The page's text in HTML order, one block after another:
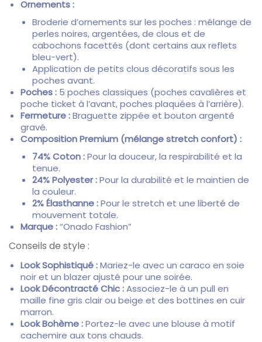
Ornements :
Broderie d’ornements sur les poches : mélange de
perles noires,argentées,de clous et de
cabochons facettés (dont certains aux reflets
bleu-vert).
Application de petits clous décoratifs sous les
poches avant.
Poches : 5 poches classiques (poches cavalières et
poche ticket à l’avant,poches plaquées à l’arrière).
Fermeture :Braguette zippée et bouton argenté
gravé.
Composition Premium (mélange stretch confort) :
74% Coton :Pour la douceur,la respirabilité et la
tenue.
24% Polyester :Pour la durabilité et le maintien de
la couleur.
2% Élasthanne :Pour le stretch et une liberté de
mouvement totale.
Marque :“Onado Fashion”
Conseils de style :
Look Sophistiqué :Mariez-le avec un caraco en soie
noir et un blazer ajusté pour une soirée.
Look Décontracté Chic :Associez-le à un pull en
maille fine gris clair ou beige et des bottines en cuir
marron.
Look Bohème :Portez-le avec une blouse à motif
cachemire aux tons chauds.